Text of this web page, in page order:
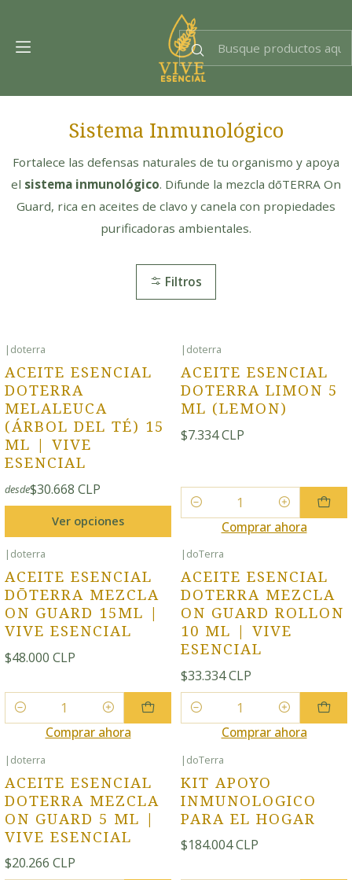
Sistema Inmunológico
Fortalece las defensas naturales de tu organismo y apoya
el sistema inmunológico. Difunde la mezcla dōTERRA On
Guard, rica en aceites de clavo y canela con propiedades
purificadoras ambientales.
Filtros
| doterra
ACEITE ESENCIAL
DOTERRA
MELALEUCA
(ÁRBOL DEL TÉ) 15
ML | VIVE
ESENCIAL
desde$30.668 CLP
Ver opciones
| doterra
ACEITE ESENCIAL
DOTERRA LIMON 5
ML (LEMON)
$7.334 CLP
Cantidad
Comprar ahora
| doterra
ACEITE ESENCIAL
DŌTERRA MEZCLA
ON GUARD 15ML |
VIVE ESENCIAL
$48.000 CLP
Cantidad
Comprar ahora
| doTerra
ACEITE ESENCIAL
DOTERRA MEZCLA
ON GUARD ROLLON
10 ML | VIVE
ESENCIAL
$33.334 CLP
Cantidad
Comprar ahora
| doterra
ACEITE ESENCIAL
DOTERRA MEZCLA
ON GUARD 5 ML |
VIVE ESENCIAL
$20.266 CLP
| doTerra
KIT APOYO
INMUNOLOGICO
PARA EL HOGAR
$184.004 CLP
Dra. EsencIAl
Experta en bienestar